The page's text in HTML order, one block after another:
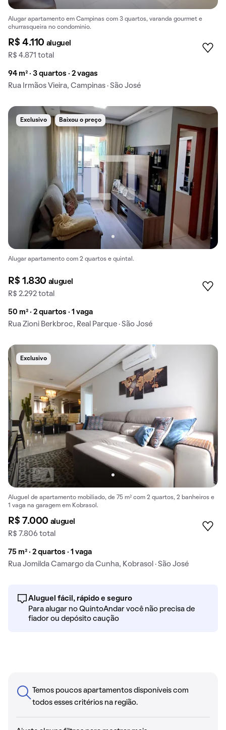
Alugar apartamento em Campinas com 3 quartos, varanda gourmet e
churrasqueira no condomínio.
R$ 4.110 aluguel
R$ 4.871 total
94 m² · 3 quartos · 2 vagas
Rua Irmãos Vieira, Campinas · São José
Exclusivo Baixou o preço
Alugar apartamento com 2 quartos e quintal.
R$ 1.830 aluguel
R$ 2.292 total
50 m² · 2 quartos · 1 vaga
Rua Zioni Berkbroc, Real Parque · São José
Exclusivo
Aluguel de apartamento mobiliado, de 75 m² com 2 quartos, 2 banheiros e
1 vaga na garagem em Kobrasol.
R$ 7.000 aluguel
R$ 7.806 total
75 m² · 2 quartos · 1 vaga
Rua Jomilda Camargo da Cunha, Kobrasol · São José
Aluguel fácil, rápido e seguro
Para alugar no QuintoAndar você não precisa de
fiador ou depósito caução
Temos poucos apartamentos disponíveis com
todos esses critérios na região.